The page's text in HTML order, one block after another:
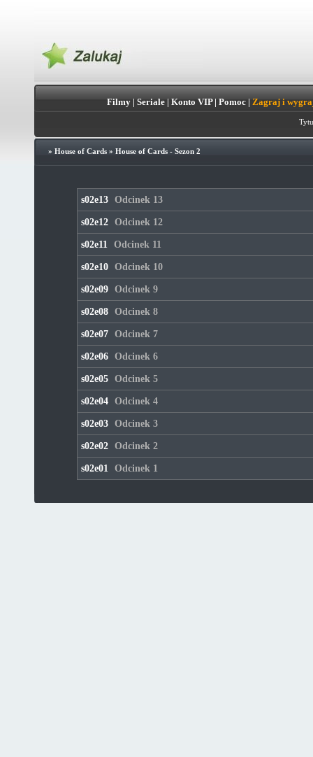
Filmy| Seriale| Konto VIP| Pomoc| Zagraj i
» House of Cards» House of Cards - Sezon 2
s02e13 Odcinek 13
s02e12 Odcinek 12
s02e11 Odcinek 11
s02e10 Odcinek 10
s02e09 Odcinek 9
s02e08 Odcinek 8
s02e07 Odcinek 7
s02e06 Odcinek 6
s02e05 Odcinek 5
s02e04 Odcinek 4
s02e03 Odcinek 3
s02e02 Odcinek 2
s02e01 Odcinek 1